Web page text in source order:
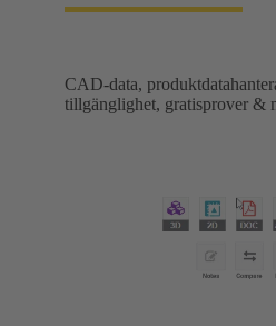
CAD-data,
tillgänglighet, gratisprover &